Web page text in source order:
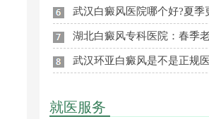
武汉白癜风医院哪个好?夏季
湖北白癜风专科医院：春季
武汉环亚白癜风是不是正规
就医服务